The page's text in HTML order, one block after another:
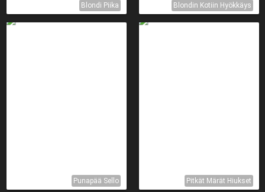
Blondi Piika Blondin Kotiin Hyökkäys
Punapää Sello Pitkät Märät Hiukset